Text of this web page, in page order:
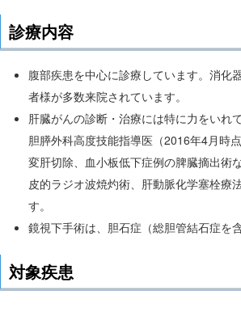
診療内容
腹部疾患を中心に診療しています。消化
者様が多数来院されています。
肝臓がんの診断・治療には特に力をいれ
胆膵外科高度技能指導医（2016年4月時
変肝切除、血小板低下症例の脾臓摘出術
皮的ラジオ波焼灼術、肝動脈化学塞栓療
す。
鏡視下手術は、胆石症（総胆管結石症を
対象疾患